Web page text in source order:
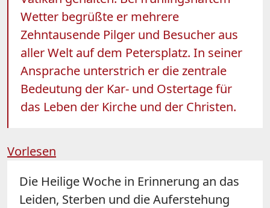
Wetter begrüßte er mehrere
Zehntausende Pilger und Besucher aus
aller Welt auf dem Petersplatz. In seiner
Ansprache unterstrich er die zentrale
Bedeutung der Kar- und Ostertage für
das Leben der Kirche und der Christen.
Vorlesen
Die Heilige Woche in Erinnerung an das
Leiden, Sterben und die Auferstehung